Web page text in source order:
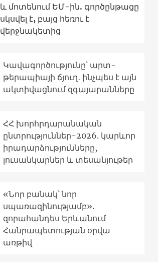
և մոտենում ԵՄ-ին. գործընթացը
սկսվել է, բայց հեռու է
վերջնակետից
Կավագործությունը՝ արտ-
թերապիայի ճյուղ․ ինչպես է այն
ակտիվացնում զգայարանները
ՀՀ խորհրդարանական
ընտրություններ-2026. կարևոր
իրադարձությունները,
լուսանկարներ և տեսանյութեր
«Նոր բանակ՝ նոր
սպառազինությամբ».
զորահանդես Երևանում
Հանրապետության օրվա
առթիվ